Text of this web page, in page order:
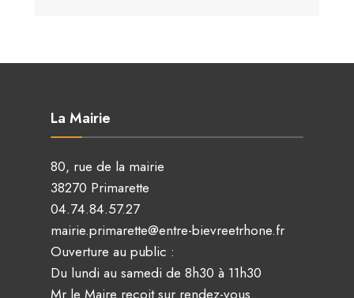
La Mairie
80, rue de la mairie
38270 Primarette
04.74.84.57.27
mairie.primarette@entre-bievreetrhone.fr
Ouverture au public :
Du lundi au samedi de 8h30 à 11h30
Mr le Maire reçoit sur rendez-vous.